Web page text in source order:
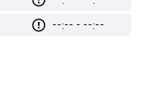
--:-- - --:--